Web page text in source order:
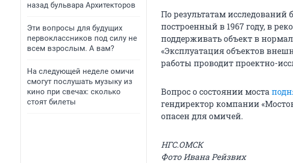
назад бульвара Архитекторов
Эти вопросы для будущих
первоклассников под силу не
всем взрослым. А вам?
На следующей неделе омичи
смогут послушать музыку из
кино при свечах: сколько
стоят билеты
По результатам
построенный в 1967 году, в
поддерживать объект в
«Эксплуатация объектов
работы проводит проектно-
Вопрос о состоянии моста
гендиректор компании
опасен для омичей.
НГС.ОМСК
Фото Ивана Рейзвих